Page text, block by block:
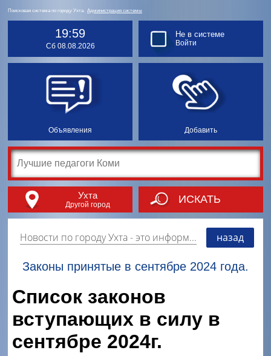
Поисковая система по городу Ухта. Администрация системы
19:59
Сб 08.08.2026
Объявления Добавить
Не в системе
Войти
Ухта
Другой город ИСКАТЬ
Новости по городу Ухта- это информация о событиях, мероприятиях и торгово-коммерческой деятельности города. Страницу наполняют платные и бесплатные объявления, имеющие функцию "поднятия вверх списка". назад
Законы принятые в сентябре 2024 года.
Список законов
вступающих в силу в
сентябре 2024г.